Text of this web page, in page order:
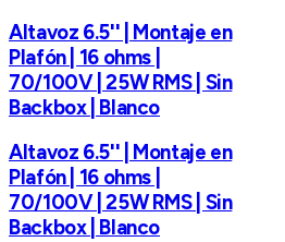
Altavoz 6.5'' | Montaje en
Plafón | 16 ohms |
70/100V | 25W RMS | Sin
Backbox | Blanco
Altavoz 6.5'' | Montaje en
Plafón | 16 ohms |
70/100V | 25W RMS | Sin
Backbox | Blanco